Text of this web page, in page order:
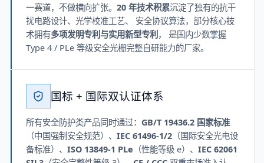
一赛道，不做横向扩张。20 年技术积累沉淀了独有的抗干
扰电路设计、光学校准工艺、 安全协议算法，部分核心技
术拥有多项发明专利与实用新型专利 ， 是国内少数掌握
Type 4 / PLe 等级安全光栅完整自研能力的厂家。
国标 + 国际双认证体系
所有安全防护类产品同时通过： GB/T 19436.2 国家标准
（中国强制安全规范）、IEC 61496-1/2 （国际安全光电设
备标准）、ISO 13849-1 PLe （性能等级 e）、IEC 62061